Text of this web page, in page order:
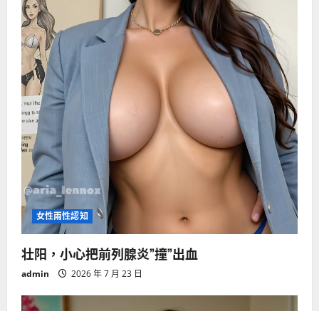
女性兩性認知
壮阳，小心把前列腺炎”撞”出血
admin 2026 年 7 月 23 日